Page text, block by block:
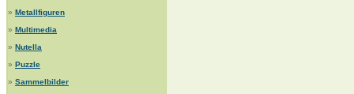
» Metallfiguren
» Multimedia
» Nutella
» Puzzle
» Sammelbilder